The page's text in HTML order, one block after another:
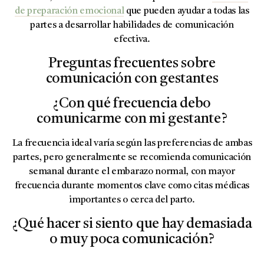
de preparación emocionalque pueden ayudar a todas las
partes a desarrollar habilidades de comunicación
efectiva.
Preguntas frecuentes sobre
comunicación con gestantes
¿Con qué frecuencia debo
comunicarme con mi gestante?
La frecuencia ideal varía según las preferencias de ambas
partes, pero generalmente se recomienda comunicación
semanal durante el embarazo normal, con mayor
frecuencia durante momentos clave como citas médicas
importantes o cerca del parto.
¿Qué hacer si siento que hay demasiada
o muy poca comunicación?